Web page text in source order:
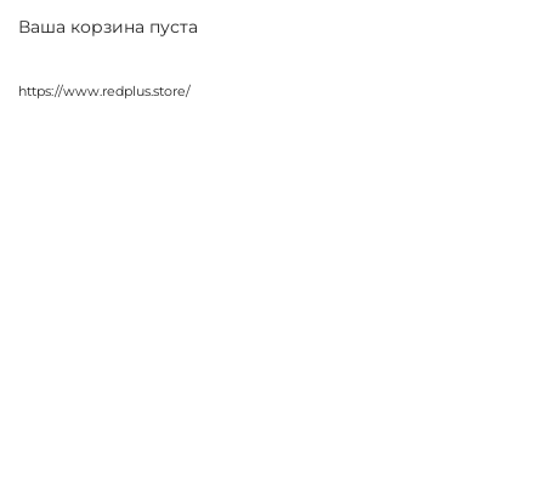
Ваша корзина пуста
https://www.redplus.store/